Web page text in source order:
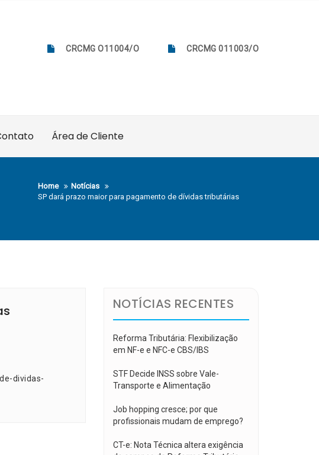
CRCMG O11004/O CRCMG 011003/O
Área de Cliente
Home
Notícias
SP dará prazo maior para pagamento de dívidas tributárias
dividas-
NOTÍCIAS RECENTES
Reforma Tributária: Flexibilização
em NF-e e NFC-e CBS/IBS
STF Decide INSS sobre Vale-
Transporte e Alimentação
Job hopping cresce; por que
profissionais mudam de emprego?
CT-e: Nota Técnica altera exigência